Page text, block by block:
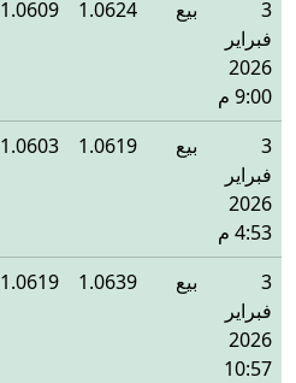
3
فبراير
2026
9:00 م
بيع 1.0624
1.0609
3
فبراير
2026
4:53 م
بيع 1.0619
1.0603
3
فبراير
2026
10:57
بيع 1.0639
1.0619